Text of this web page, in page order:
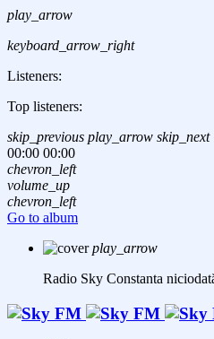
play_arrow
keyboard_arrow_right
Listeners:
Top listeners:
skip_previous play_arrow skip_next
00:00 00:00
chevron_left
volume_up
chevron_left
Go to album
play_arrow
Radio Sky Constanta